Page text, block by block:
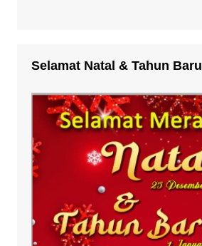
Selamat Natal & Tahun Baru